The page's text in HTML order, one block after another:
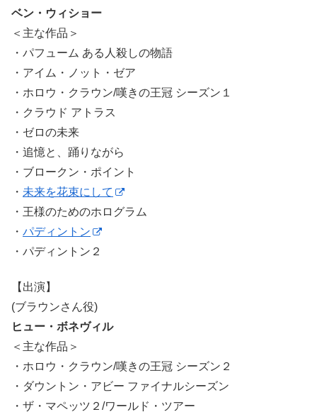
ベン・ウィショー
＜主な作品＞
・パフューム ある人殺しの物語
・アイム・ノット・ゼア
・ホロウ・クラウン/嘆きの王冠 シーズン１
・クラウド アトラス
・ゼロの未来
・追憶と、踊りながら
・ブロークン・ポイント
・ 未来を花束にして
・王様のためのホログラム
・ パディントン
・パディントン２
【出演】
(ブラウンさん役)
ヒュー・ボネヴィル
＜主な作品＞
・ホロウ・クラウン/嘆きの王冠 シーズン２
・ダウントン・アビー ファイナルシーズン
・ザ・マペッツ２/ワールド・ツアー